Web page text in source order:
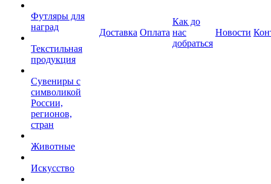
Футляры для
наград
Текстильная
продукция
Сувениры с
символикой
России,
регионов,
стран
Животные
Искусство
Доставка Оплата
Как до
нас
добраться
Новости